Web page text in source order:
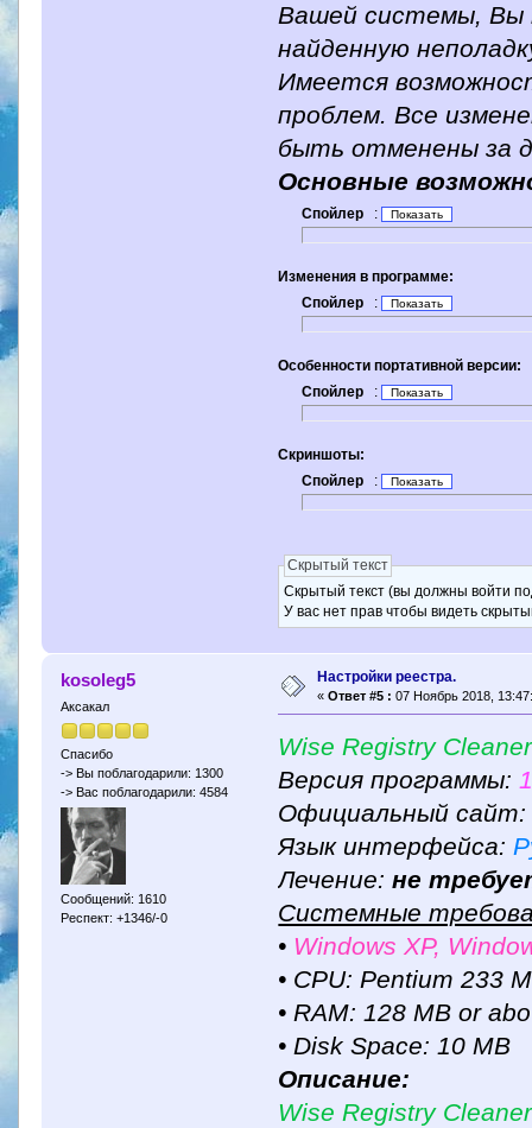
Вашей системы, Вы
найденную
Имеется
проблем. Все
быть отменены за
Основные
Спойлер :
Изменения в программе:
Спойлер
:
Особенности портативной версии:
Спойлер
:
Скриншоты:
Спойлер
:
Скрытый текст
Скрытый текст (вы должны войти
У вас нет прав чтобы видеть
kosoleg5
Аксакал
Спасибо
-> Вы поблагодарили: 1300
-> Вас поблагодарили: 4584
Сообщений: 1610
Респект: +1346/-0
Настройки реестра.
« Ответ #5 : 07 Ноябрь 2018,
Wise Registry
Версия программы:
Официальный
Язык интерфейса:
Лечение: не
Системные
• Windows XP,
• CPU: Pentium 233
• RAM: 128 MB or
• Disk Space: 10 MB
Описание:
Wise Registry